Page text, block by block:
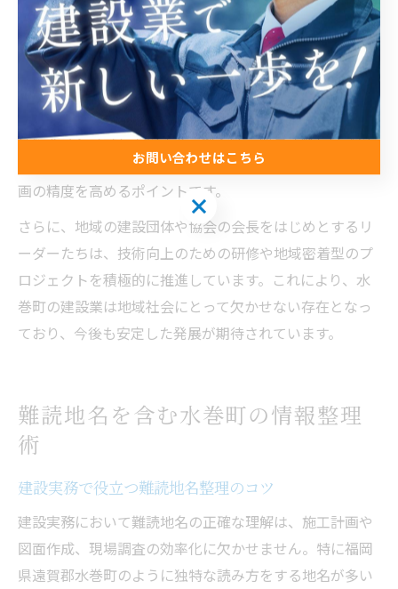
建設業界の人物から見る水巻町の特色
水巻町の建設業界に携わる人物は、地域の地理的特徴や
地名の読み方を熟知しており、それが施工指導や安全管
理に大きく寄与しています。例えば、地名「杁」は『い
り』と読むなど、正確な読み方を理解することが施工計
画の精度を高めるポイントです。
さらに、地域の建設団体や協会の会長をはじめとするリ
ーダーたちは、技術向上のための研修や地域密着型のプ
ロジェクトを積極的に推進しています。これにより、水
巻町の建設業は地域社会にとって欠かせない存在となっ
ており、今後も安定した発展が期待されています。
難読地名を含む水巻町の情報整理
術
建設実務で役立つ難読地名整理のコツ
建設実務において難読地名の正確な理解は、施工計画や
図面作成、現場調査の効率化に欠かせません。特に福岡
県遠賀郡水巻町のように独特な読み方をする地名が多い
お問い合わせはこちら
お問い合わせはこちら